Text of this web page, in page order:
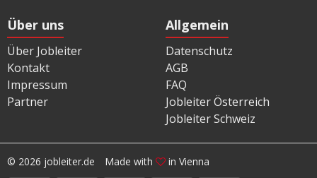
Über uns
Über Jobleiter
Kontakt
Impressum
Partner
Allgemein
Datenschutz
AGB
FAQ
Jobleiter Österreich
Jobleiter Schweiz
© 2026 jobleiter.de Made with in Vienna